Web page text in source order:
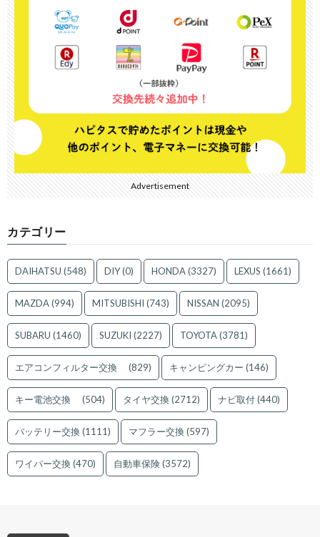
Advertisement
カテゴリー
DAIHATSU (548) DIY(0) HONDA(3327) LEXUS (1661)
MAZDA(994) MITSUBISHI (743) NISSAN (2095)
SUBARU (1460) SUZUKI (2227) TOYOTA(3781)
エアコンフィルター交換 (829) キャンピングカー (146)
キー電池交換 (504) タイヤ交換(2712) ナビ取付(440)
バッテリー交換(1111) マフラー交換(597)
ワイパー交換(470) 自動車保険(3572)